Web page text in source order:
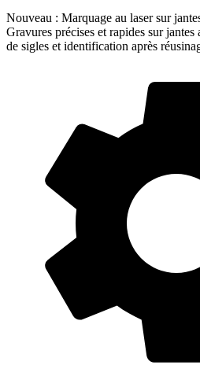
Nouveau : Marquage au laser sur
Gravures précises et rapides sur
de sigles et identification après